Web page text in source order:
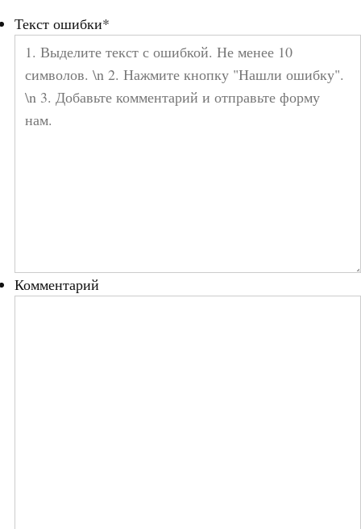
Текст ошибки*
Комментарий